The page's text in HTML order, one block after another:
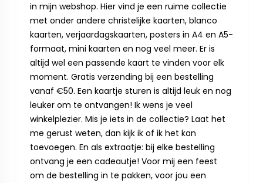
in mijn webshop. Hier vind je een ruime collectie
met onder andere christelijke kaarten, blanco
kaarten, verjaardagskaarten, posters in A4 en A5-
formaat, mini kaarten en nog veel meer. Er is
altijd wel een passende kaart te vinden voor elk
moment. Gratis verzending bij een bestelling
vanaf €50. Een kaartje sturen is altijd leuk en nog
leuker om te ontvangen! Ik wens je veel
winkelplezier. Mis je iets in de collectie? Laat het
me gerust weten, dan kijk ik of ik het kan
toevoegen. En als extraatje: bij elke bestelling
ontvang je een cadeautje! Voor mij een feest
om de bestelling in te pakken, voor jou een